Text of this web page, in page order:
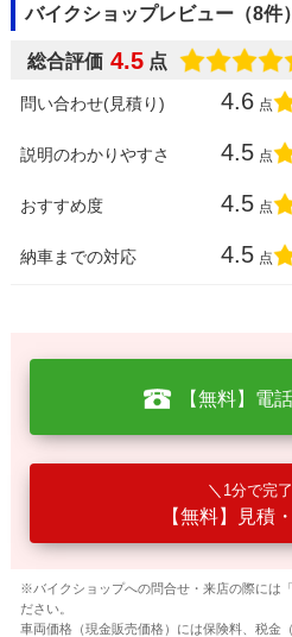
バイクショップレビュー（8件）
総合評価 4.5 点
問い合わせ(見積り) 4.6 点
説明のわかりやすさ 4.5 点
おすすめ度 4.5 点
納車までの対応 4.5 点
【無料】電
1分で完了
【無料】見積
※バイクショップへの問合せ・来店の際には
ださい。
車両価格（現金販売価格）には保険料、税金